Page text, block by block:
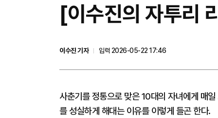
[이수진의 자투리
이수진 기자 입력 2026-05-22 17:46
사춘기를 정통으로 맞은 10대의 자녀에게 매
를 성실하게 해대는 이유를 이렇게 들곤 한다.